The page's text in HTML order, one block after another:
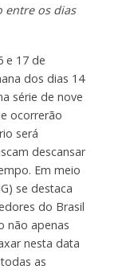
entre os dias
e 17 de
dos dias 14
série de nove
ocorrerão
será
descansar
Em meio
se destaca
do Brasil
não apenas
nesta data
as